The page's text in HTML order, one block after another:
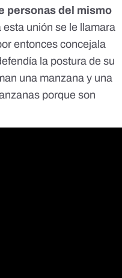
personas del mismo
esta unión se le llamara
entonces concejala
la postura de su
una manzana y una
porque son